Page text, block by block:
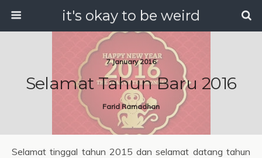
it's okay to be weird
7 January 2016
Selamat Tahun Baru 2016
Farid Ramadhan
Selamat tinggal tahun 2015 dan selamat datang tahun